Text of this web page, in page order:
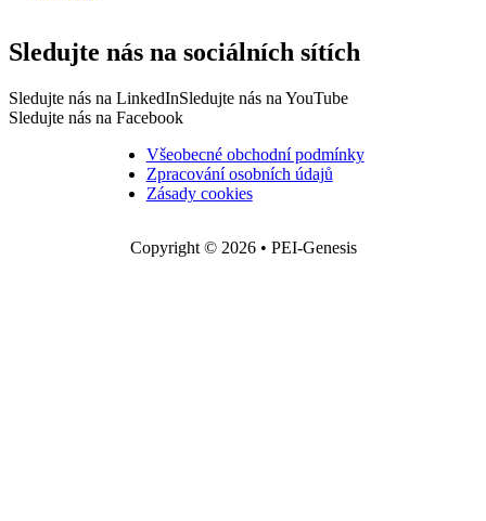
Sledujte nás na sociálních sítích
Sledujte nás na LinkedInSledujte nás na YouTube
Sledujte nás na Facebook
Copyright © 2026 • PEI-Genesis
Všeobecné obchodní podmínky
Zpracování osobních údajů
Zásady cookies